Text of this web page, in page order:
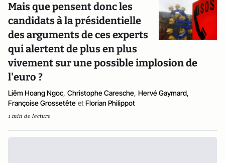
Mais que pensent donc les
candidats à la présidentielle
des arguments de ces experts
qui alertent de plus en plus
vivement sur une possible implosion de
l'euro ?
Liêm Hoang Ngoc, Christophe Caresche, Hervé Gaymard,
Françoise Grossetête et Florian Philippot
1 min de lecture